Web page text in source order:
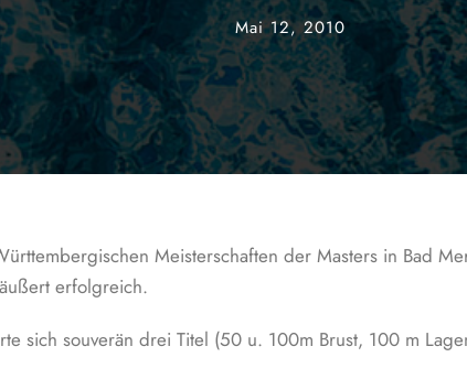
Mai 12, 2010
Meisterschaften der Masters in Bad
erfolgreich.
sich souverän drei Titel (50 u. 100m Brust, 100 m